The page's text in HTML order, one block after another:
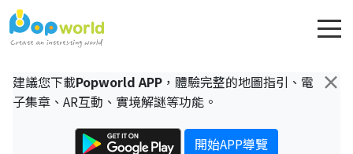
×
建議您下載Popworld APP ，體驗完整的地圖指引、電
子集章、AR互動、實境解謎等功能。
開始APP導覽